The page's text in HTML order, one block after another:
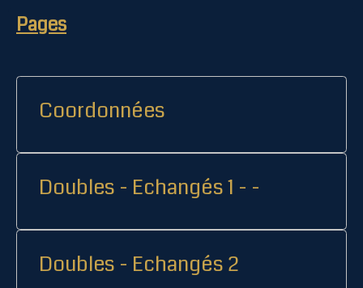
Pages
Coordonnées
Doubles - Echangés 1 - -
Doubles - Echangés 2